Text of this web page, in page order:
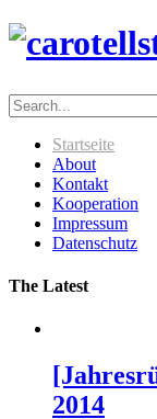
Startseite
About
Kontakt
Kooperation
Impressum
Datenschutz
The Latest
2014